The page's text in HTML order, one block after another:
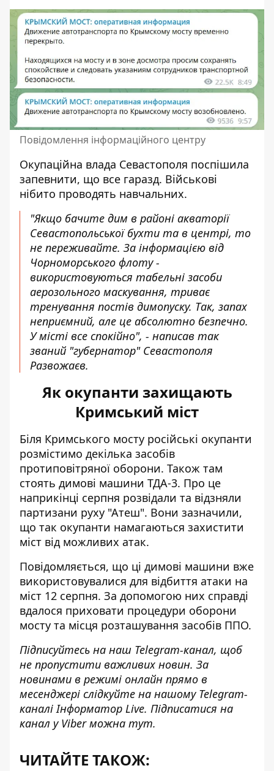
Повідомлення інформаційного центру
Окупаційна влада Севастополя поспішила
запевнити, що все гаразд. Військові
нібито проводять навчальних.
"Якщо бачите дим в районі акваторії
Севастопольської бухти та в центрі, то
не переживайте. За інформацією від
Чорноморського флоту -
використовуються табельні засоби
аерозольного маскування, триває
тренування постів димопуску. Так, запах
неприємний, але це абсолютно безпечно.
У місті все спокійно", - написав так
званий "губернатор" Севастополя
Развожаєв.
Як окупанти захищають
Кримський міст
Біля Кримського мосту російські окупанти
розмістимо декілька засобів
протиповітряної оборони. Також там
стоять димові машини ТДА-3. Про це
наприкінці серпня розвідали та відзняли
партизани руху "Атеш". Вони зазначили,
що так окупанти намагаються захистити
міст від можливих атак.
Повідомляється, що ці димові машини вже
використовувалися для відбиття атаки на
міст 12 серпня. За допомогою них справді
вдалося приховати процедури оборони
мосту та місця розташування засобів ППО.
Підписуйтесь на наш Telegram-канал, щоб
не пропустити важливих новин. За
новинами в режимі онлайн прямо в
месенджері слідкуйте на нашому Telegram-
каналіІнформатор Live. Підписатися на
канал у Viber можна тут.
ЧИТАЙТЕ ТАКОЖ: